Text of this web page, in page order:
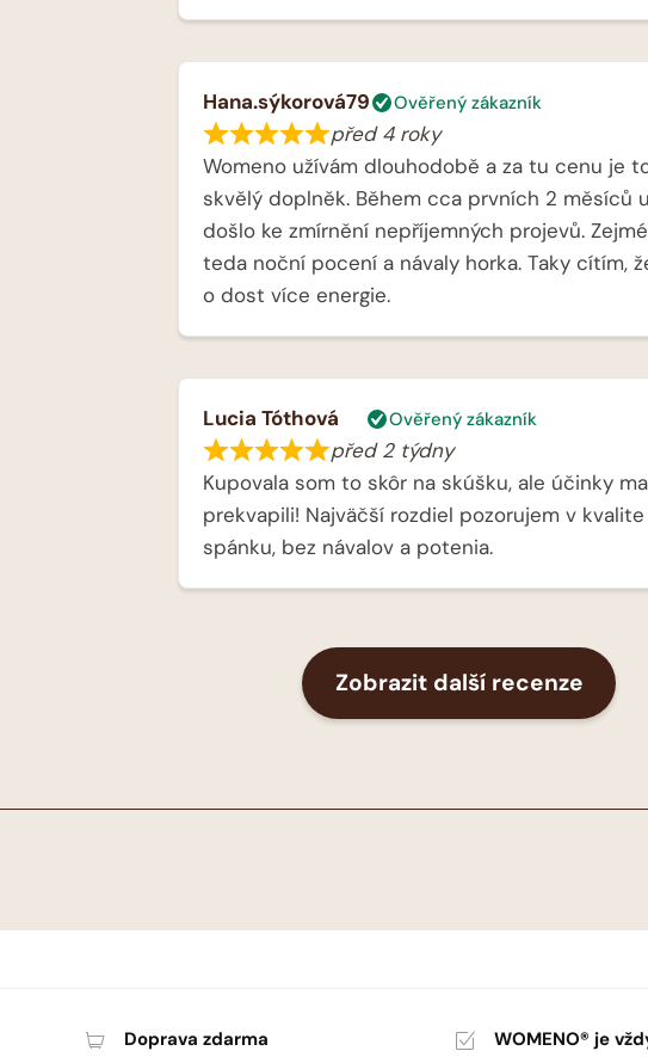
před 4 roky
Womeno užívám dlouhodobě a za tu cenu je
skvělý doplněk. Během cca prvních 2 měsíců
došlo ke zmírnění nepříjemných projevů.
teda noční pocení a návaly horka. Taky cítím,
o dost více energie.
Hana.sýkorová79 Ověřený zákazník
před 2 týdny
Kupovala som to skôr na skúšku, ale účinky
prekvapili! Najväčší rozdiel pozorujem v kvalite
spánku, bez návalov a potenia.
Lucia Tóthová Ověřený zákazník
Zobrazit další recenze
Doprava zdarma WOMENO® je